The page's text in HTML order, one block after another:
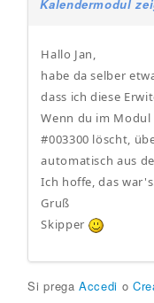
Kalendermodul
Hallo Jan,
habe da selber
dass ich diese
Wenn du im Modul
#003300 löscht,
automatisch aus
Ich hoffe, das
Gruß
Skipper
Si pregaAccedi o